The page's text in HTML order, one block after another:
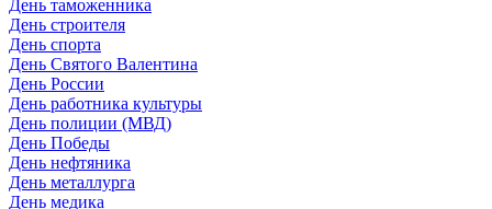
День таможенника
День строителя
День спорта
День Святого Валентина
День России
День работника культуры
День полиции (МВД)
День Победы
День нефтяника
День металлурга
День медика